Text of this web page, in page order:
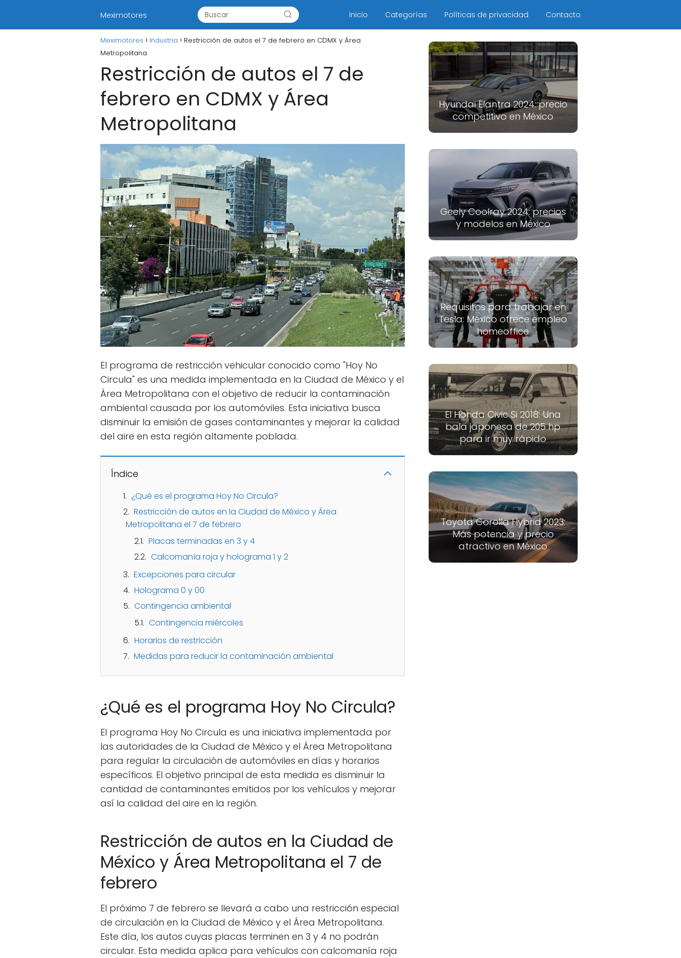
Meximotores Inicio Categorías Políticas de privacidad Contacto
Meximotores Industria
Restricción de autos el 7 de febrero en CDMX y Área
Metropolitana
Restricción de autos el 7 de
febrero en CDMX y Área
Metropolitana
El programa de restricción vehicular conocido como "Hoy No
Circula" es una medida implementada en la Ciudad de México y el
Área Metropolitana con el objetivo de reducir la contaminación
ambiental causada por los automóviles. Esta iniciativa busca
disminuir la emisión de gases contaminantes y mejorar la calidad
del aire en esta región altamente poblada.
Índice
¿Qué es el programa Hoy No Circula?
Restricción de autos en la Ciudad de México y Área
Metropolitana el 7 de febrero
Placas terminadas en 3 y 4
Calcomanía roja y holograma 1 y 2
Excepciones para circular
Holograma 0 y 00
Contingencia ambiental
Contingencia miércoles
Horarios de restricción
Medidas para reducir la contaminación ambiental
¿Qué es el programa Hoy No Circula?
El programa Hoy No Circula es una iniciativa implementada por
las autoridades de la Ciudad de México y el Área Metropolitana
para regular la circulación de automóviles en días y horarios
específicos. El objetivo principal de esta medida es disminuir la
cantidad de contaminantes emitidos por los vehículos y mejorar
así la calidad del aire en la región.
Restricción de autos en la Ciudad de
México y Área Metropolitana el 7 de
febrero
El próximo 7 de febrero se llevará a cabo una restricción especial
de circulación en la Ciudad de México y el Área Metropolitana.
Este día, los autos cuyas placas terminen en 3 y 4 no podrán
circular. Esta medida aplica para vehículos con calcomanía roja
Hyundai Elantra 2024: precio
competitivo en México
Geely Coolray 2024: precios
y modelos en México
Requisitos para trabajar en
Tesla: México ofrece empleo
homeoffice
El Honda Civic Si 2018: Una
bala japonesa de 205 hp
para ir muy rápido
Toyota Corolla Hybrid 2023:
Más potencia y precio
atractivo en México